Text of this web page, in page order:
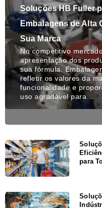
Soluções HB Fuller
Embalagens de Alta
Sua Marca
No competitivo
apresentação dos
sua fórmula.
refletir os valores da
funcionalidade e
uso agradável para…
para